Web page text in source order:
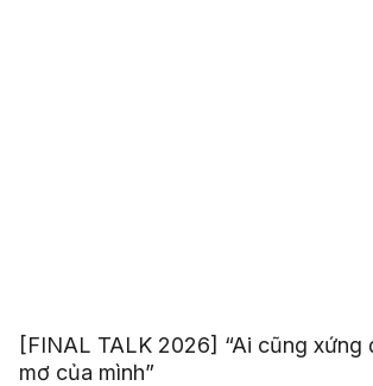
[FINAL TALK 2026] “Ai cũng xứng
mơ của mình”